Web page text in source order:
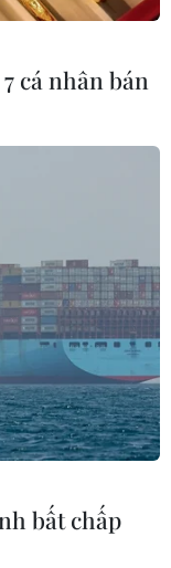
công
đảm một phần
Đấu thầu đối
thu hợp pháp
cá nhân bán
bất chấp